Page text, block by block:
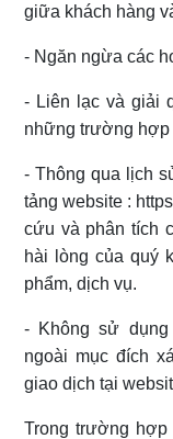
giữa khách hàng
- Ngăn ngừa các
- Liên lạc và giải
những trường hợp
- Thông qua lịch
tảng website :
cứu và phân tích
hài lòng của quý
phẩm, dịch vụ.
- Không sử
ngoài mục đích
giao dịch tại
Trong trường hợp